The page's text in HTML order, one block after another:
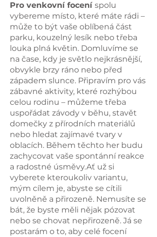
Pro venkovní focení spolu
vybereme místo, které máte rádi –
může to být vaše oblíbená část
parku, kouzelný lesík nebo třeba
louka plná květin. Domluvíme se
na čase, kdy je světlo nejkrásnější,
obvykle brzy ráno nebo před
západem slunce. Připravím pro vás
zábavné aktivity, které rozhýbou
celou rodinu – můžeme třeba
uspořádat závody v běhu, stavět
domečky z přírodních materiálů
nebo hledat zajímavé tvary v
oblacích. Během těchto her budu
zachycovat vaše spontánní reakce
a radostné úsměvy.Ať už si
vyberete kteroukoliv variantu,
mým cílem je, abyste se cítili
uvolněně a přirozeně. Nemusíte se
bát, že byste měli nějak pózovat
nebo se chovat nepřirozeně. Já se
postarám o to, aby celé focení